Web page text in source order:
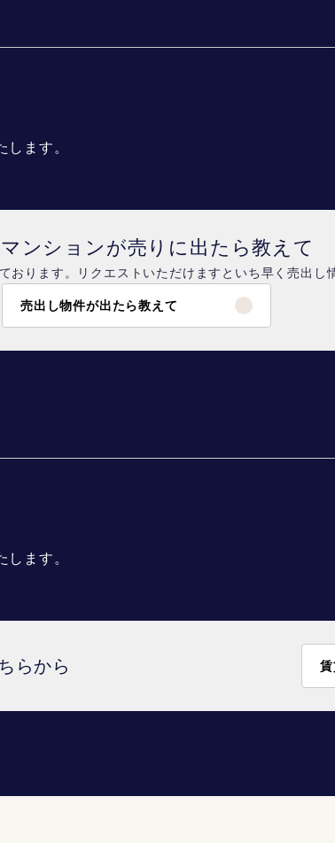
ます。
ンションが売りに出たら教えて
おります。リクエストいただけますといち早く売出し
売出し物件が出たら教えて
ます。
らから